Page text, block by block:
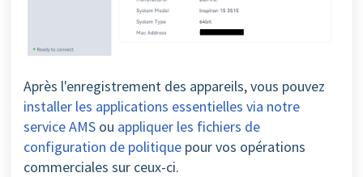
Après l'enregistrement des appareils, vous pouvez
installer les applications essentielles via notre
service AMS ou appliquer les fichiers de
configuration de politique pour vos opérations
commerciales sur ceux-ci.